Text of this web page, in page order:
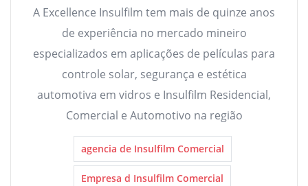
A Excellence Insulfilm tem mais de quinze anos
de experiência no mercado mineiro
especializados em aplicações de películas para
controle solar, segurança e estética
automotiva em vidros e Insulfilm Residencial,
Comercial e Automotivo na região
agencia de Insulfilm Comercial
Empresa d Insulfilm Comercial